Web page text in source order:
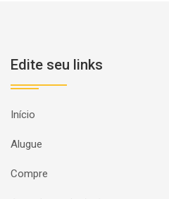
Edite seu links
Início
Alugue
Compre